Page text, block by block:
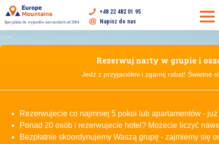
Specjalista ds. wyjazdów narciarskich od 2004
+48 22 482 01 95
Napisz do nas
Rezerwuj narty w grupie i
Jedź z przyjaciółmi i zgarnij rabat! Świetne
Rezerwujecie co najmniej 5 pokoi lub apartamentów -
Ponad 20 osób i rezerwujecie hotel? Możecie liczyć
Bezpłatnie skoordynujemy Waszą grupę - zajmiemy się